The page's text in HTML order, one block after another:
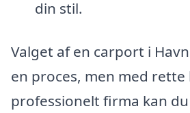
din stil.
Valget af en carport i
en proces, men med
professionelt firma kan